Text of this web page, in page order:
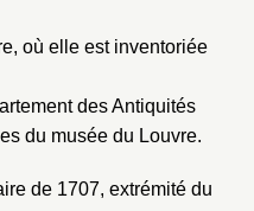
où elle est inventoriée
des Antiquités
du musée du Louvre.
de 1707, extrémité du